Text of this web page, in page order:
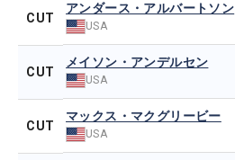
CUT
アンダース・アルバートソン
USA
CUT
メイソン・アンデルセン
USA
CUT
マックス・マクグリービー
USA